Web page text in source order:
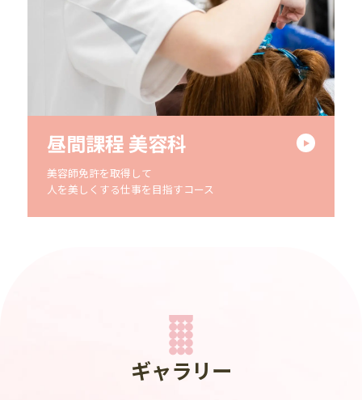
昼間課程 美容科
美容師免許を取得して
人を美しくする仕事を目指すコース
ギャラリー